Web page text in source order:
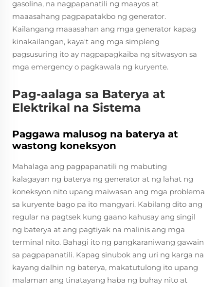
gasolina, na nagpapanatili ng maayos at
maaasahang pagpapatakbo ng generator.
Kailangang maaasahan ang mga generator kapag
kinakailangan, kaya't ang mga simpleng
pagsusuring ito ay nagpapagkaiba ng sitwasyon sa
mga emergency o pagkawala ng kuryente.
Pag-aalaga sa Baterya at
Elektrikal na Sistema
Paggawa malusog na baterya at
wastong koneksyon
Mahalaga ang pagpapanatili ng mabuting
kalagayan ng baterya ng generator at ng lahat ng
koneksyon nito upang maiwasan ang mga problema
sa kuryente bago pa ito mangyari. Kabilang dito ang
regular na pagtsek kung gaano kahusay ang singil
ng baterya at ang pagtiyak na malinis ang mga
terminal nito. Bahagi ito ng pangkaraniwang gawain
sa pagpapanatili. Kapag sinubok ang uri ng karga na
kayang dalhin ng baterya, makatutulong ito upang
malaman ang tinatayang haba ng buhay nito at